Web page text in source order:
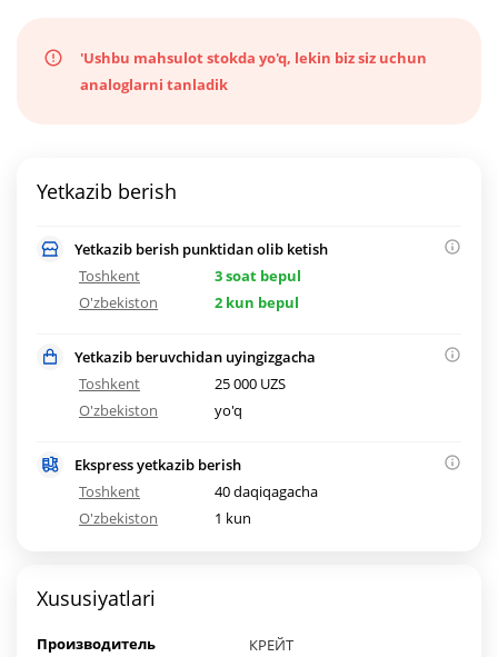
'Ushbu mahsulot stokda yo'q, lekin biz siz uchun
analoglarni tanladik
Yetkazib berish
Yetkazib berish punktidan olib ketish
Toshkent
3 soat bepul
O'zbekiston
2 kun bepul
Yetkazib beruvchidan uyingizgacha
Toshkent
25 000 UZS
O'zbekiston
yo'q
Ekspress yetkazib berish
Toshkent
40 daqiqagacha
O'zbekiston
1 kun
Xususiyatlari
Производитель КРЕЙТ